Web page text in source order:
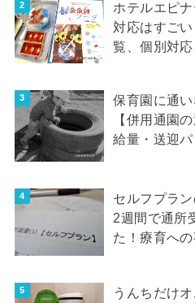
ホテルエピ
対応はすご
覧、個別対
保育園に通
【併用通園
給量・送迎
セルフプラ
2週間で通所
た！療育へ
うんちだけ